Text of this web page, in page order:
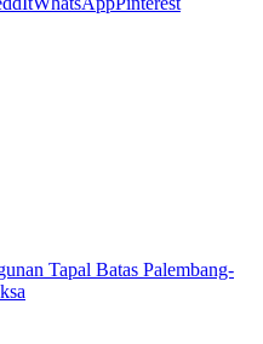
Tapal Batas Palembang-